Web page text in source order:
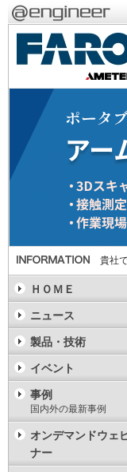
貴社
ＨＯＭＥ
ニュース
製品・技術
イベント
事例
国内外の最新事例
オンデマンドウェ
ナー